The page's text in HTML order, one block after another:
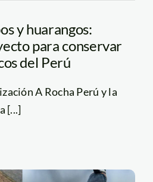
y huarangos:
para conservar
del Perú
A Rocha Perú y la
[...]